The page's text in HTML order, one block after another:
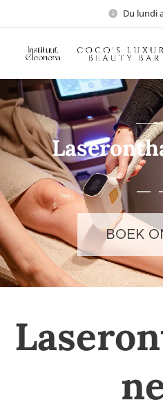
Du lundi
BOEK